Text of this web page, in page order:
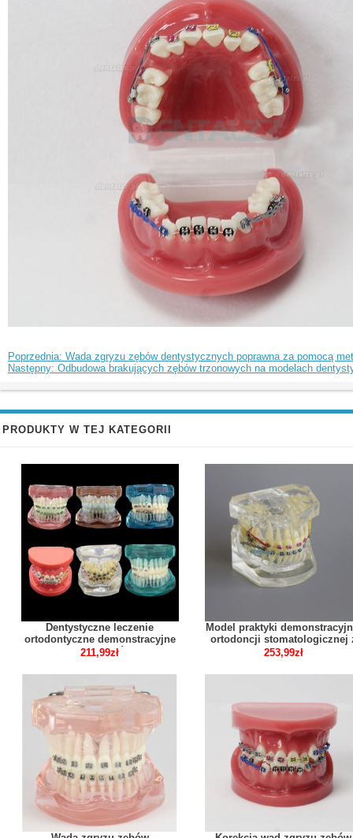
Poprzednia: Wada zgryzu zębów dentystycznych poprawna za pomocą
Następny: Odbudowa brakujących zębów trzonowych na modelach
PRODUKTY W TEJ KATEGORII
Dentystyczne leczenie
ortodontyczne demonstracyjne
model zębów
211,99zł
Model praktyki
ortodoncji stomatologicznej
metalowym wspornikiem
253,99zł